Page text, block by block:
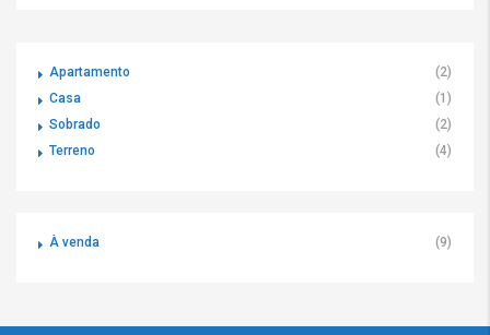
Apartamento
(2)
Casa
(1)
Sobrado
(2)
Terreno
(4)
À venda (9)